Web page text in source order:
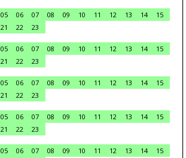
05 06 07 08 09 10 11 12 13 14
15
21 22
23
05 06 07 08 09 10 11 12 13 14
15
21 22
23
05 06 07 08 09 10 11 12 13 14
15
21 22
23
05 06 07 08 09 10 11 12 13 14
15
21 22
23
05 06 07 08 09 10 11 12 13 14
15